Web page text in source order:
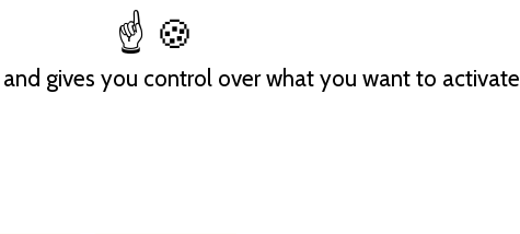
and gives you control over what you want to activate